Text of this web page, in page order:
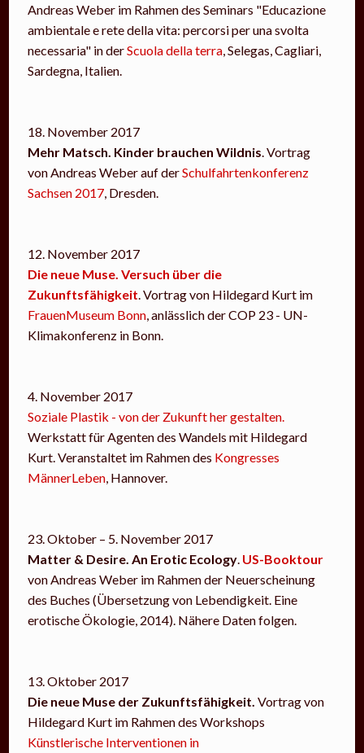
Andreas Weber im Rahmen des Seminars "Educazione
ambientale e rete della vita: percorsi per una svolta
necessaria" in derScuola della terra , Selegas, Cagliari,
Sardegna, Italien.
18. November 2017
Mehr Matsch. Kinder brauchen Wildnis . Vortrag
von Andreas Weber auf derSchulfahrtenkonferenz
Sachsen 2017 , Dresden.
12. November 2017
Die neue Muse. Versuch über die
Zukunftsfähigkeit . Vortrag von Hildegard Kurt im
FrauenMuseum Bonn , anlässlich der COP 23 - UN-
Klimakonferenz in Bonn.
4. November 2017
Soziale Plastik - von der Zukunft her gestalten.
Werkstatt für Agenten des Wandels mit Hildegard
Kurt. Veranstaltet im Rahmen des Kongresses
MännerLeben , Hannover.
23. Oktober – 5. November 2017
Matter & Desire. An Erotic Ecology US-Booktour
von Andreas Weber im Rahmen der Neuerscheinung
des Buches (Übersetzung von Lebendigkeit. Eine
erotische Ökologie, 2014). Nähere Daten folgen.
13. Oktober 2017
Die neue Muse der Zukunftsfähigkeit. Vortrag von
Hildegard Kurt im Rahmen des Workshops
Künstlerische Interventionen in